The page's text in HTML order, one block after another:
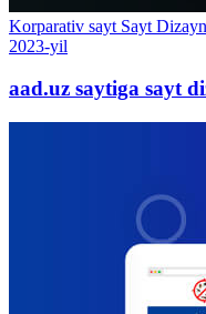
Korparativ sayt Sayt Dizayn
2023-yil
aad.uz saytiga sayt